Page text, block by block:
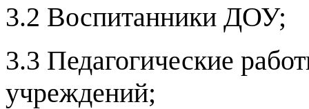
3.2 Воспитанники ДОУ;
3.3 Педагогические
учреждений;